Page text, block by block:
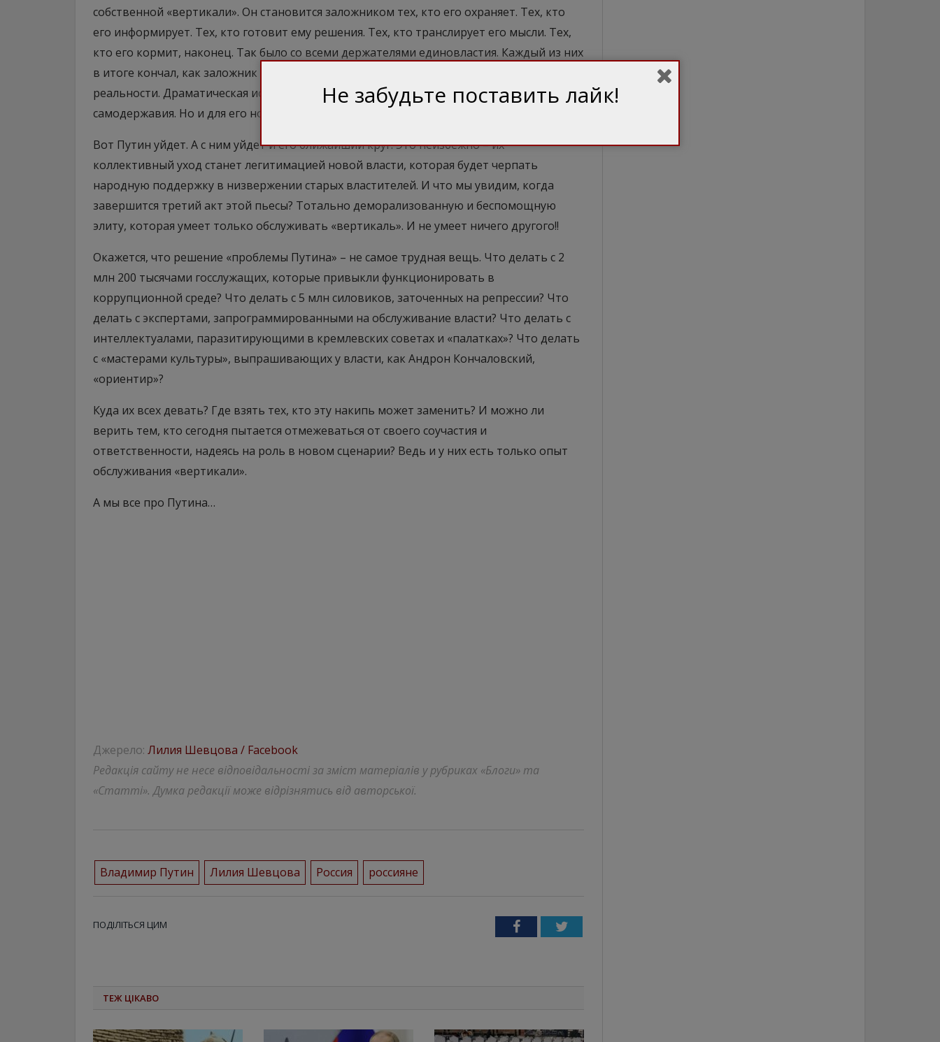
собственной «вертикали». Он становится заложником тех, кто его охраняет. Тех, кто
его информирует. Тех, кто готовит ему решения. Тех, кто транслирует его мысли. Тех,
кто его кормит, наконец. Так было со всеми держателями единовластия. Каждый из них
в итоге кончал, как заложник и одновременно как жертва созданной им же
реальности. Драматическая история не только для тех, кто оказался под началом
самодержавия. Но и для его носителя.
Вот Путин уйдет. А с ним уйдет и его ближайший круг. Это неизбежно – их
коллективный уход станет легитимацией новой власти, которая будет черпать
народную поддержку в низвержении старых властителей. И что мы увидим, когда
завершится третий акт этой пьесы? Тотально деморализованную и беспомощную
элиту, которая умеет только обслуживать «вертикаль». И не умеет ничего другого!!
Окажется, что решение «проблемы Путина» – не самое трудная вещь. Что делать с 2
млн 200 тысячами госслужащих, которые привыкли функционировать в
коррупционной среде? Что делать с 5 млн силовиков, заточенных на репрессии? Что
делать с экспертами, запрограммированными на обслуживание власти? Что делать с
интеллектуалами, паразитирующими в кремлевских советах и «палатках»? Что делать
с «мастерами культуры», выпрашивающих у власти, как Андрон Кончаловский,
«ориентир»?
Куда их всех девать? Где взять тех, кто эту накипь может заменить? И можно ли
верить тем, кто сегодня пытается отмежеваться от своего соучастия и
ответственности, надеясь на роль в новом сценарии? Ведь и у них есть только опыт
обслуживания «вертикали».
А мы все про Путина…
Джерело: Лилия Шевцова / Facebook
Редакція сайту не несе відповідальності за зміст матеріалів у рубриках «Блоги» та
«Статті». Думка редакції може відрізнятись від авторської.
Владимир Путин Лилия Шевцова Россия россияне
ПОДІЛІТЬСЯ ЦИМ FacebookTwitter
ТЕЖ ЦІКАВО
Не забудьте поставить лайк!